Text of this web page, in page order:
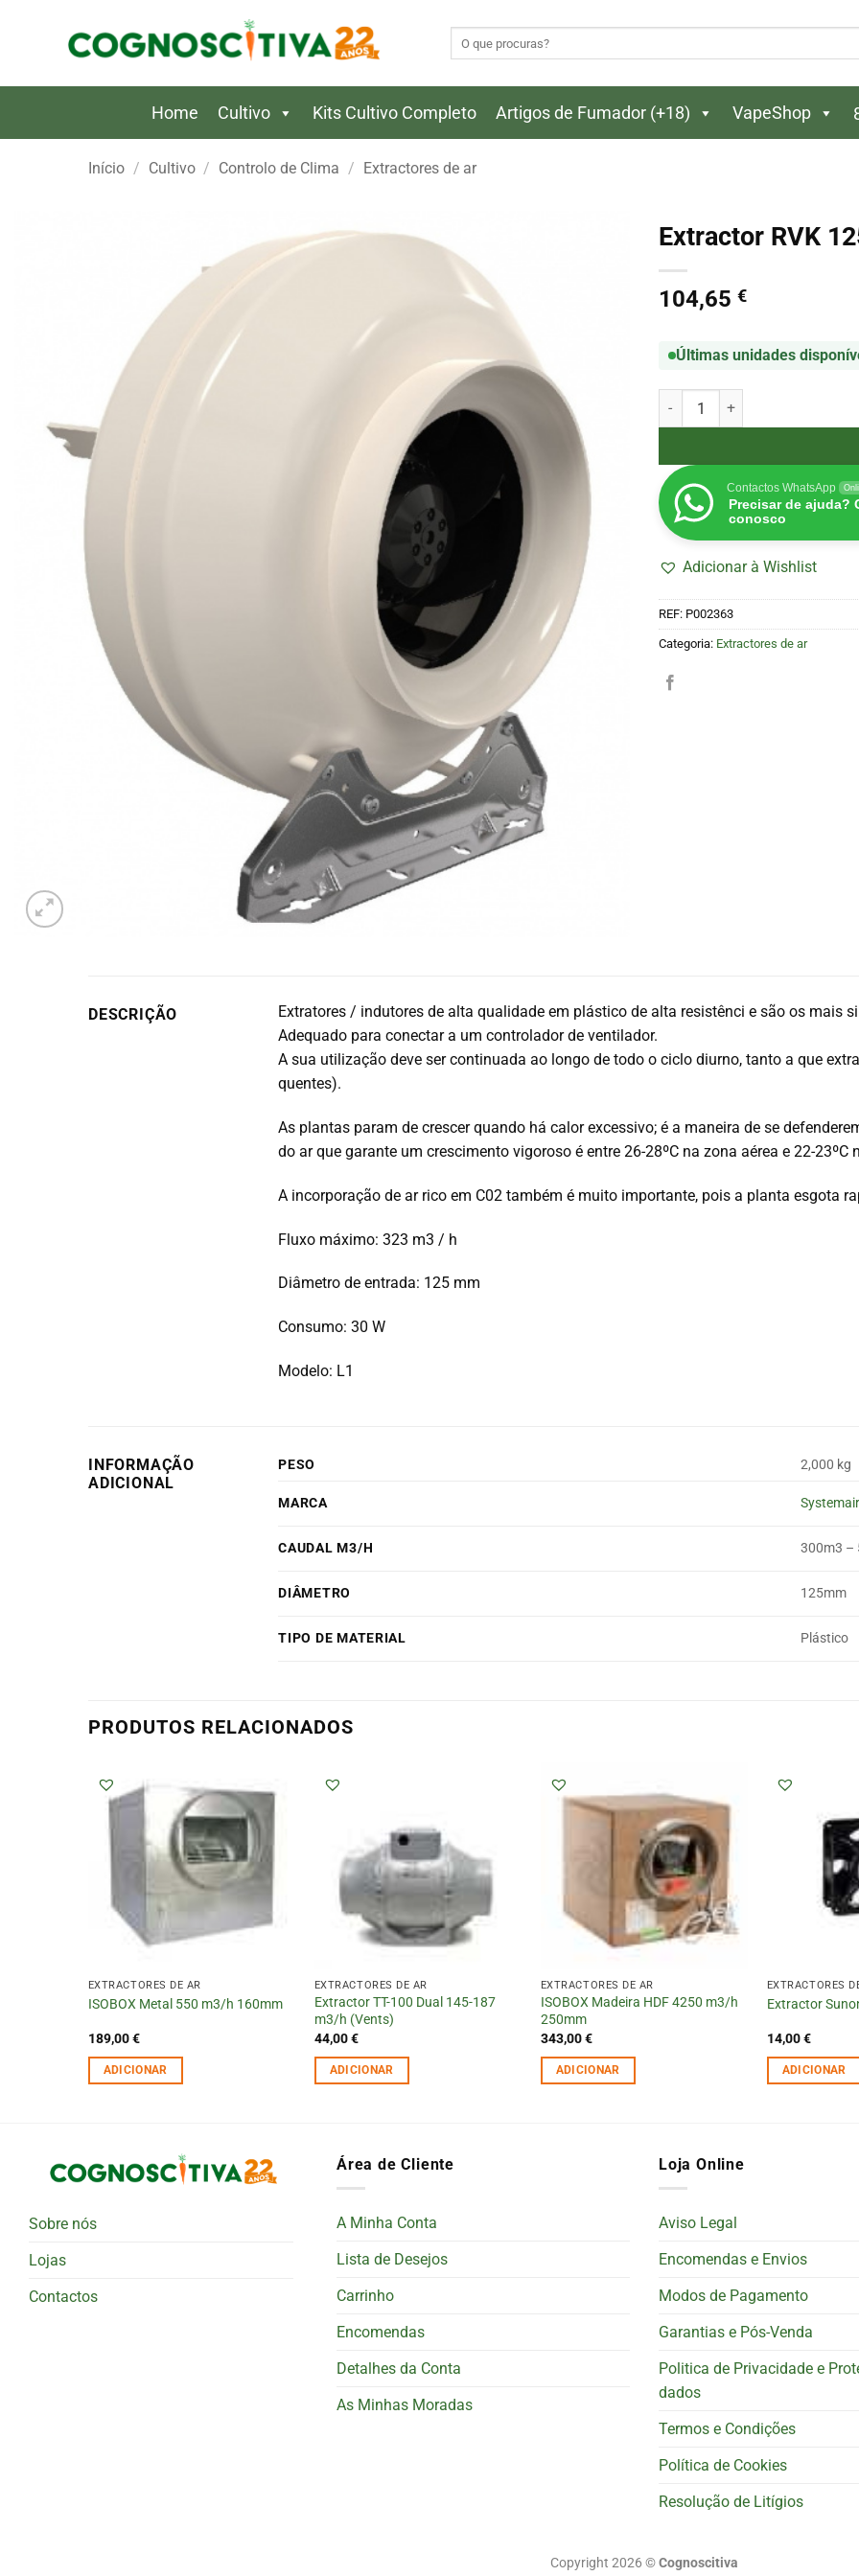
Home Cultivo Kits Cultivo Completo Artigos de Fumador (+18) VapeShop
Início / Cultivo / Controlo de Clima / Extractores de ar
Extractor RVK
104,65 €
Últimas unidades
Quantidade de Extractor RVK
Contactos WhatsApp
Precisar de ajuda?
conosco
Adicionar à Wishlist
REF: P002363
Categoria: Extractores de ar
DESCRIÇÃO
Extratores / indutores de alta qualidade em plástico de alta resistênci e são os mais
Adequado para conectar a um controlador de ventilador.
A sua utilização deve ser continuada ao longo de todo o ciclo diurno, tanto a que
quentes).
As plantas param de crescer quando há calor excessivo; é a maneira de se
do ar que garante um crescimento vigoroso é entre 26-28ºC na zona aérea e 22-23ºC
A incorporação de ar rico em C02 também é muito importante, pois a planta esgota
Fluxo máximo: 323 m3 / h
Diâmetro de entrada: 125 mm
Consumo: 30 W
Modelo: L1
INFORMAÇÃO
ADICIONAL
PESO 2,000 kg
MARCA Systemair
CAUDAL M3/H 300m3 –
DIÂMETRO 125mm
TIPO DE MATERIAL Plástico
PRODUTOS RELACIONADOS
EXTRACTORES DE AR
ISOBOX Metal 550 m3/h 160mm
189,00€
ADICIONAR
EXTRACTORES DE AR
Extractor TT-100 Dual 145-187
m3/h (Vents)
44,00€
ADICIONAR
EXTRACTORES DE AR
ISOBOX Madeira HDF 4250 m3/h
250mm
343,00€
ADICIONAR
EXTRACTORES
Extractor
14,00€
ADICIONAR
Sobre nós
Lojas
Contactos
Área de Cliente
A Minha Conta
Lista de Desejos
Carrinho
Encomendas
Detalhes da Conta
As Minhas Moradas
Loja Online
Aviso Legal
Encomendas e Envios
Modos de Pagamento
Garantias e Pós-Venda
Politica de Privacidade e
dados
Termos e Condições
Política de Cookies
Resolução de Litígios
Copyright 2026 ©Cognoscitiva